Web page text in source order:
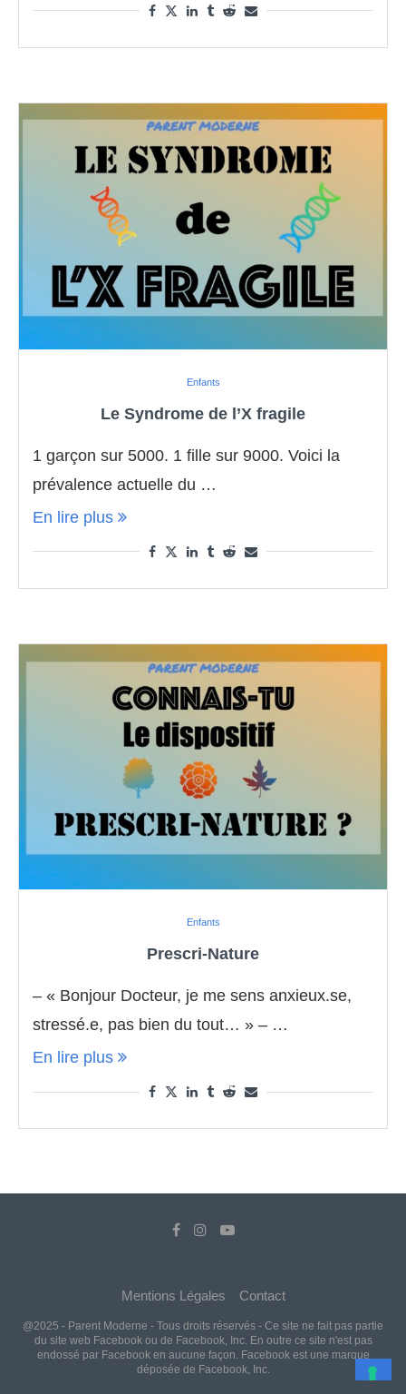
Enfants
Le Syndrome de l’X fragile
1 garçon sur 5000. 1 fille sur 9000. Voici la
prévalence actuelle du …
En lire plus
Enfants
Prescri-Nature
– « Bonjour Docteur, je me sens anxieux.se,
stressé.e, pas bien du tout… » – …
En lire plus
Mentions Légales Contact
@2025 - Parent Moderne - Tous droits réservés - Ce site ne fait pas partie
du site web Facebook ou de Facebook, Inc. En outre ce site n'est pas
endossé par Facebook en aucune façon. Facebook est une marque
déposée de Facebook, Inc.